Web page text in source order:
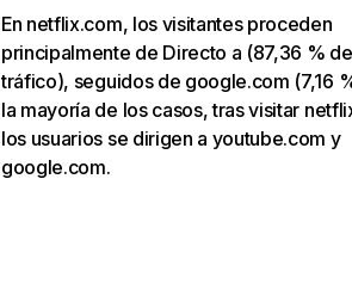
En netflix.com, los visitantes proceden
principalmente de Directo a (87,36 % de
tráfico), seguidos de google.com (7,16
la mayoría de los casos, tras visitar
los usuarios se dirigen a youtube.com y
google.com.